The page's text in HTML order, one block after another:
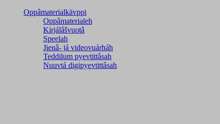
Oppâmaterialkävppi
Oppâmaterialeh
Kirjálâšvuotâ
Speelah
Jienâ- já videovuárháh
Teddilum pyevtittâsah
Nuuvtá digipyevtittâsah